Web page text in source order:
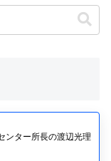
ンター所長の渡辺光理